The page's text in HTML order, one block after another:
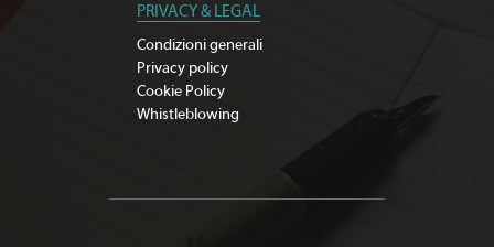
PRIVACY & LEGAL
Condizioni generali
Privacy policy
Cookie Policy
Whistleblowing